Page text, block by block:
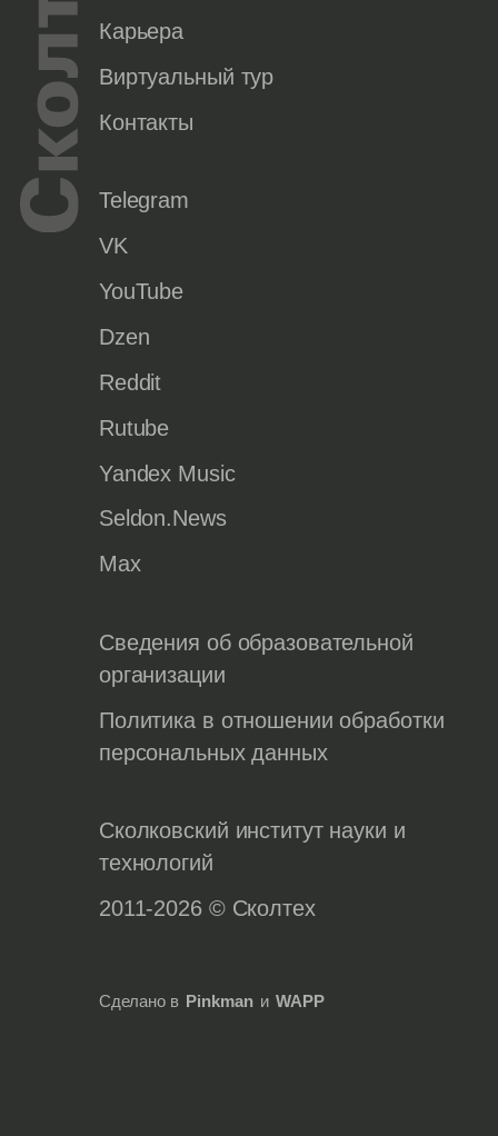
Карьера
Виртуальный тур
Контакты
Telegram
VK
YouTube
Dzen
Reddit
Rutube
Yandex Music
Seldon.News
Max
Сведения об образовательной
организации
Политика в отношении обработки
персональных данных
Сколковский институт науки и
технологий
2011-2026 © Сколтех
Сделано в Pinkman и WAPP